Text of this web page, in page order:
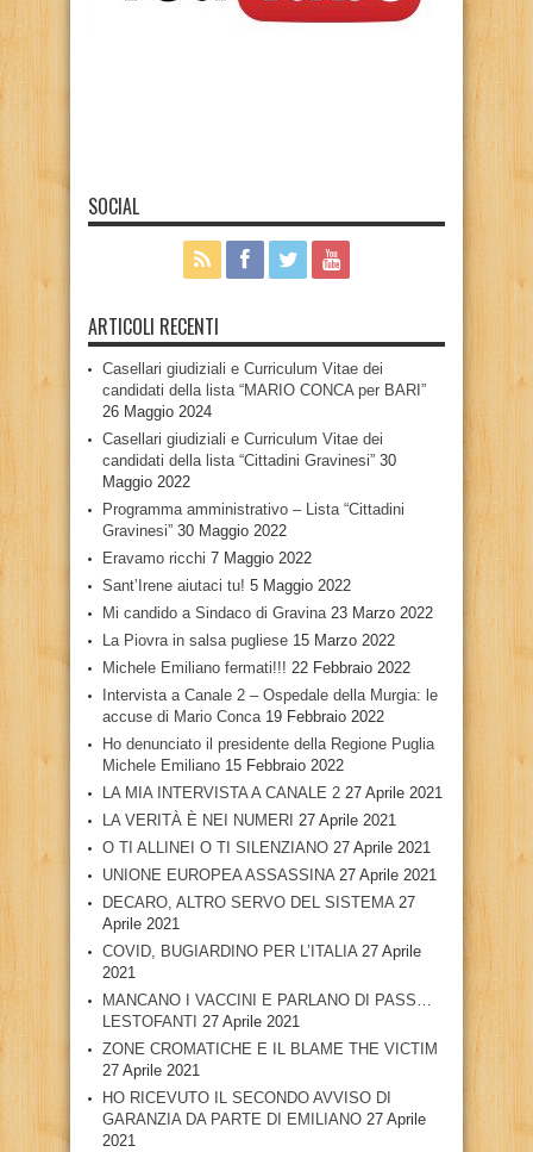
SOCIAL
ARTICOLI RECENTI
Casellari giudiziali e Curriculum Vitae dei
candidati della lista “MARIO CONCA per BARI”
26 Maggio 2024
Casellari giudiziali e Curriculum Vitae dei
candidati della lista “Cittadini Gravinesi” 30
Maggio 2022
Programma amministrativo – Lista “Cittadini
Gravinesi” 30 Maggio 2022
Eravamo ricchi 7 Maggio 2022
Sant’Irene aiutaci tu! 5 Maggio 2022
Mi candido a Sindaco di Gravina 23 Marzo 2022
La Piovra in salsa pugliese 15 Marzo 2022
Michele Emiliano fermati!!! 22 Febbraio 2022
Intervista a Canale 2 – Ospedale della Murgia: le
accuse di Mario Conca 19 Febbraio 2022
Ho denunciato il presidente della Regione Puglia
Michele Emiliano 15 Febbraio 2022
LA MIA INTERVISTA A CANALE 2 27 Aprile 2021
LA VERITÀ È NEI NUMERI 27 Aprile 2021
O TI ALLINEI O TI SILENZIANO 27 Aprile 2021
UNIONE EUROPEA ASSASSINA 27 Aprile 2021
DECARO, ALTRO SERVO DEL SISTEMA 27
Aprile 2021
COVID, BUGIARDINO PER L’ITALIA 27 Aprile
2021
MANCANO I VACCINI E PARLANO DI PASS…
LESTOFANTI 27 Aprile 2021
ZONE CROMATICHE E IL BLAME THE VICTIM
27 Aprile 2021
HO RICEVUTO IL SECONDO AVVISO DI
GARANZIA DA PARTE DI EMILIANO 27 Aprile
2021